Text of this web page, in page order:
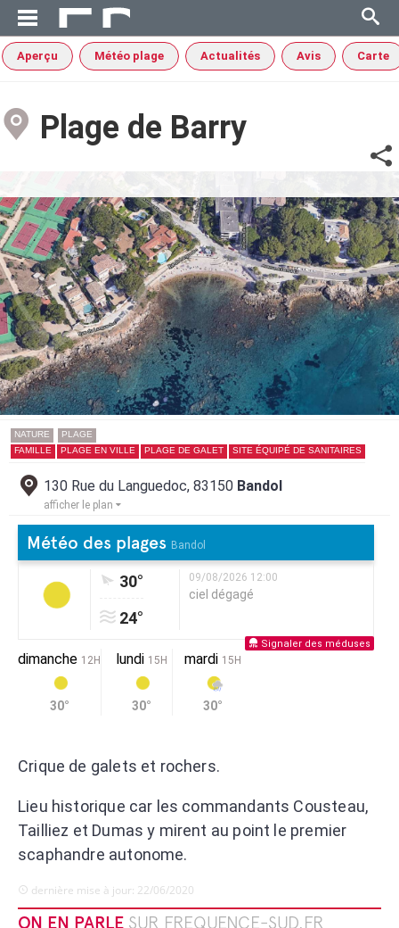
Aperçu Météo plage Actualités Avis Carte
Plage de Barry
NATURE
PLAGE
FAMILLE
PLAGE EN VILLE PLAGE DE GALET SITE ÉQUIPÉ DE SANITAIRES
130 Rue du Languedoc, 83150 Bandol
afficher le plan
Météo des plages Bandol
30°
24°
09/08/2026 12:00
ciel dégagé
Signaler des méduses
dimanche 12H
30°
lundi 15H
30°
mardi 15H
30°
Crique de galets et rochers.
Lieu historique car les commandants Cousteau,
Tailliez et Dumas y mirent au point le premier
scaphandre autonome.
dernière mise à jour: 22/06/2020
ON EN PARLE SUR FREQUENCE-SUD.FR